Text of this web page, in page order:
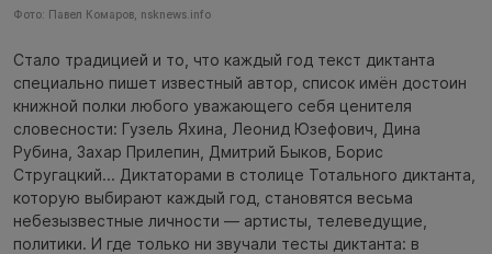
Фото: Павел Комаров, nsknews.info
Стало традицией и то, что каждый год текст диктанта
специально пишет известный автор, список имён достоин
книжной полки любого уважающего себя ценителя
словесности: Гузель Яхина, Леонид Юзефович, Дина
Рубина, Захар Прилепин, Дмитрий Быков, Борис
Стругацкий... Диктаторами в столице Тотального диктанта,
которую выбирают каждый год, становятся весьма
небезызвестные личности — артисты, телеведущие,
политики. И где только ни звучали тесты диктанта: в